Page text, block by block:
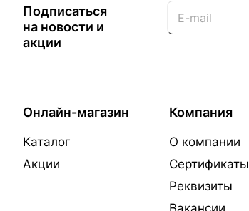
Подписаться
на новости и
акции
Онлайн-магазин
Каталог
Акции
Компания
О компании
Сертификаты
Реквизиты
Вакансии